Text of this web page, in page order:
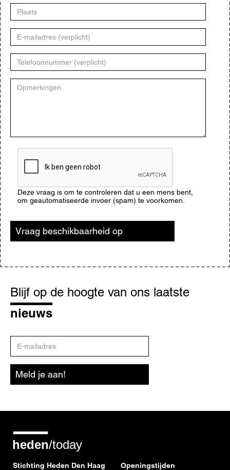
Plaats
E-
mailadres
Telefoonnummer
Opmerkingen
Deze vraag is om te controleren dat u een mens bent,
om geautomatiseerde invoer (spam) te voorkomen.
Vraag beschikbaarheid op
op
de
hoogte
Blijf op de hoogte van ons laatste
nieuws
mailadres
Meld je aan!
Stichting Heden Den Haag Openingstijden